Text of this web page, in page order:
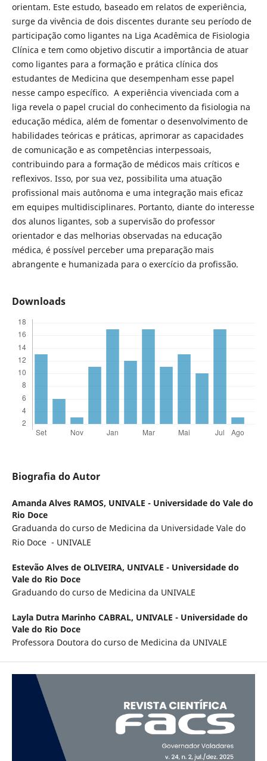
orientam. Este estudo, baseado em relatos de experiência,
surge da vivência de dois discentes durante seu período de
participação como ligantes na Liga Acadêmica de Fisiologia
Clínica e tem como objetivo discutir a importância de atuar
como ligantes para a formação e prática clínica dos
estudantes de Medicina que desempenham esse papel
nesse campo específico. A experiência vivenciada com a
liga revela o papel crucial do conhecimento da fisiologia na
educação médica, além de fomentar o desenvolvimento de
habilidades teóricas e práticas, aprimorar as capacidades
de comunicação e as competências interpessoais,
contribuindo para a formação de médicos mais críticos e
reflexivos. Isso, por sua vez, possibilita uma atuação
profissional mais autônoma e uma integração mais eficaz
em equipes multidisciplinares. Portanto, diante do interesse
dos alunos ligantes, sob a supervisão do professor
orientador e das melhorias observadas na educação
médica, é possível perceber uma preparação mais
abrangente e humanizada para o exercício da profissão.
Downloads
Biografia do Autor
Amanda Alves RAMOS, UNIVALE - Universidade do Vale do
Rio Doce
Graduanda do curso de Medicina da Universidade Vale do
Rio Doce - UNIVALE
Estevão Alves de OLIVEIRA, UNIVALE - Universidade do
Vale do Rio Doce
Graduando do curso de Medicina da UNIVALE
Layla Dutra Marinho CABRAL, UNIVALE - Universidade do
Vale do Rio Doce
Professora Doutora do curso de Medicina da UNIVALE